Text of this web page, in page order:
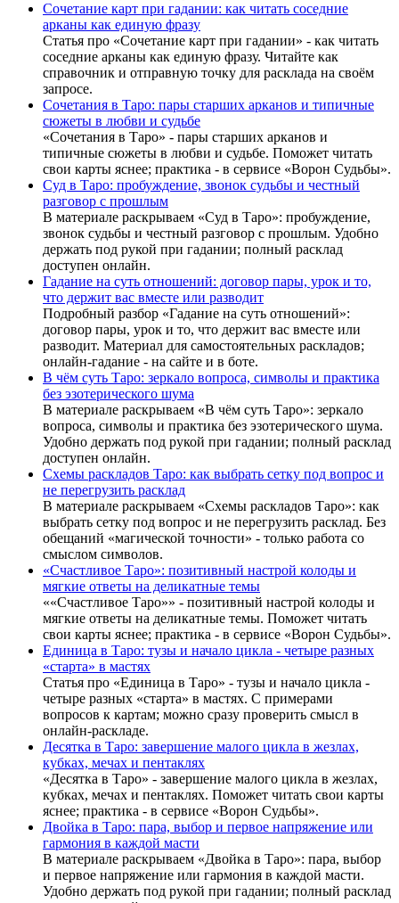
Сочетание карт при гадании: как читать соседние
арканы как единую фразу
Статья про «Сочетание карт при гадании» - как читать
соседние арканы как единую фразу. Читайте как
справочник и отправную точку для расклада на своём
запросе.
Сочетания в Таро: пары старших арканов и типичные
сюжеты в любви и судьбе
«Сочетания в Таро» - пары старших арканов и
типичные сюжеты в любви и судьбе. Поможет читать
свои карты яснее; практика - в сервисе «Ворон Судьбы».
Суд в Таро: пробуждение, звонок судьбы и честный
разговор с прошлым
В материале раскрываем «Суд в Таро»: пробуждение,
звонок судьбы и честный разговор с прошлым. Удобно
держать под рукой при гадании; полный расклад
доступен онлайн.
Гадание на суть отношений: договор пары, урок и то,
что держит вас вместе или разводит
Подробный разбор «Гадание на суть отношений»:
договор пары, урок и то, что держит вас вместе или
разводит. Материал для самостоятельных раскладов;
онлайн-гадание - на сайте и в боте.
В чём суть Таро: зеркало вопроса, символы и практика
без эзотерического шума
В материале раскрываем «В чём суть Таро»: зеркало
вопроса, символы и практика без эзотерического шума.
Удобно держать под рукой при гадании; полный расклад
доступен онлайн.
Схемы раскладов Таро: как выбрать сетку под вопрос и
не перегрузить расклад
В материале раскрываем «Схемы раскладов Таро»: как
выбрать сетку под вопрос и не перегрузить расклад. Без
обещаний «магической точности» - только работа со
смыслом символов.
«Счастливое Таро»: позитивный настрой колоды и
мягкие ответы на деликатные темы
««Счастливое Таро»» - позитивный настрой колоды и
мягкие ответы на деликатные темы. Поможет читать
свои карты яснее; практика - в сервисе «Ворон Судьбы».
Единица в Таро: тузы и начало цикла - четыре разных
«старта» в мастях
Статья про «Единица в Таро» - тузы и начало цикла -
четыре разных «старта» в мастях. С примерами
вопросов к картам; можно сразу проверить смысл в
онлайн-раскладе.
Десятка в Таро: завершение малого цикла в жезлах,
кубках, мечах и пентаклях
«Десятка в Таро» - завершение малого цикла в жезлах,
кубках, мечах и пентаклях. Поможет читать свои карты
яснее; практика - в сервисе «Ворон Судьбы».
Двойка в Таро: пара, выбор и первое напряжение или
гармония в каждой масти
В материале раскрываем «Двойка в Таро»: пара, выбор
и первое напряжение или гармония в каждой масти.
Удобно держать под рукой при гадании; полный расклад